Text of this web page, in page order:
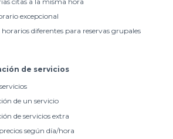
excepcional
horarios diferentes para reservas grupales
de servicios
de un servicio
de servicios extra
según día/hora